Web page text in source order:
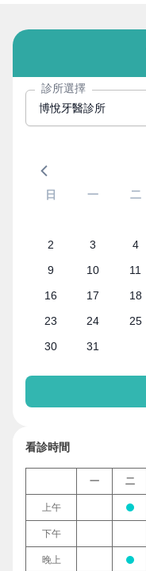
看診時間
一 二
上午
下午
晚上
診所選擇
博悅牙醫診所
日 一 二
2
3 4
9
10 11
16
17 18
23
24 25
30
31